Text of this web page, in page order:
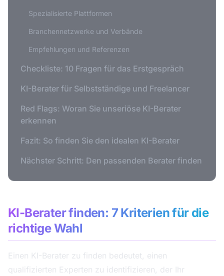
Spezialisierte Plattformen
Branchennetzwerke und Verbände
Empfehlungen und Referenzen
Checkliste: 10 Fragen für das Erstgespräch
KI-Berater für Selbstständige und Freelancer
Red Flags: Woran Sie unseriöse KI-Berater
erkennen
Fazit: So finden Sie den idealen KI-Berater
Nächster Schritt: Den passenden Berater finden
KI-Berater finden: 7 Kriterien für die
richtige Wahl
Einen KI-Berater zu finden bedeutet, einen
qualifizierten Experten zu identifizieren, der Ihr